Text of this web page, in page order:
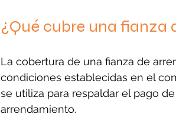
¿Qué cubre una fianza
La cobertura de una fianza de
condiciones establecidas en el
se utiliza para respaldar el pago
arrendamiento.